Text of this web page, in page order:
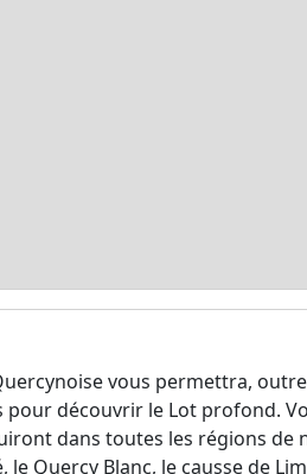
vous permettra,
découvrir le Lot profond.
dans toutes les régions
Quercy Blanc, le causse de